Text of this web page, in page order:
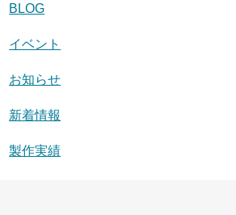
BLOG
イベント
お知らせ
新着情報
製作実績